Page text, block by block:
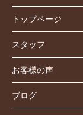
トップページ
スタッフ
お客様の声
ブログ